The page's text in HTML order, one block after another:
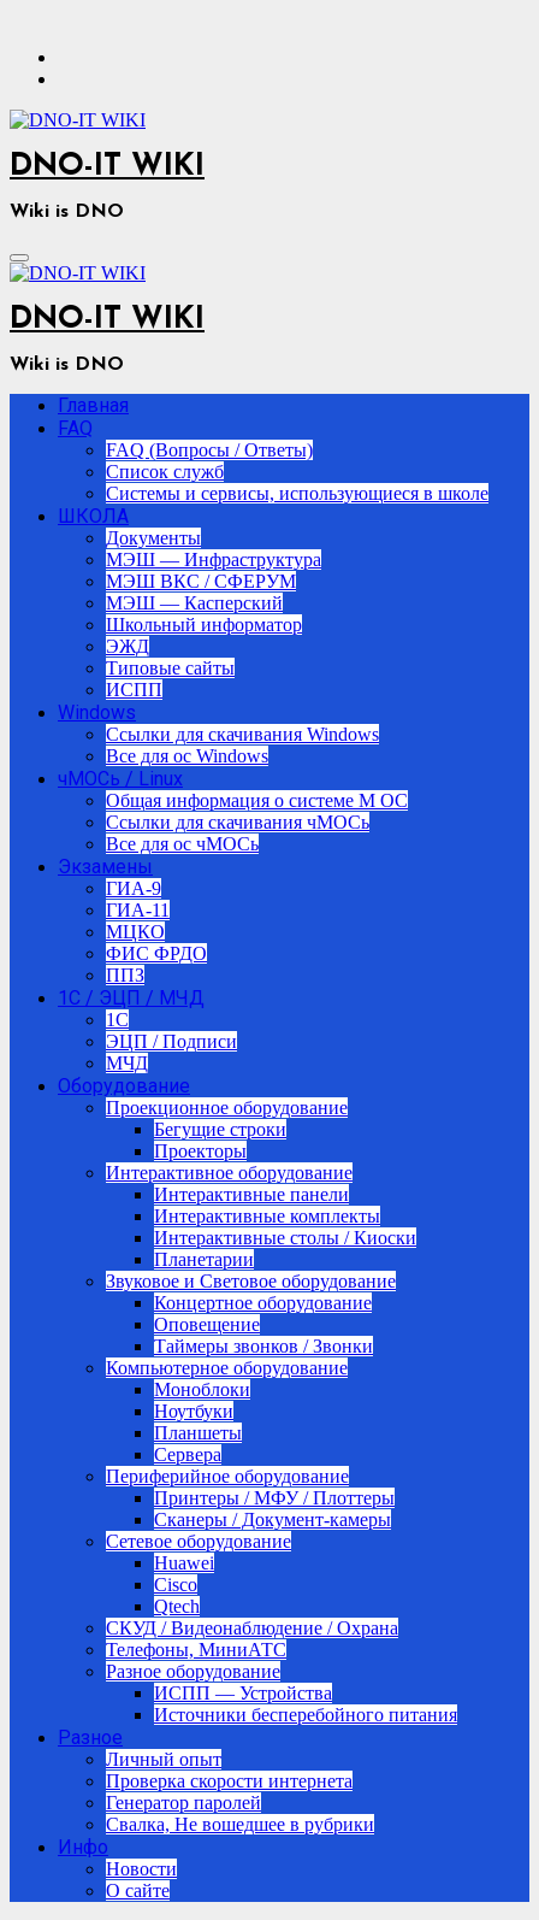
содержимому
DNO-IT WIKI
Wiki is DNO
DNO-IT WIKI
Wiki is DNO
Главная
FAQ
FAQ (Вопросы / Ответы)
Список служб
Системы и сервисы, использующиеся в школе
ШКОЛА
Документы
МЭШ — Инфраструктура
МЭШ ВКС / СФЕРУМ
МЭШ — Касперский
Школьный информатор
ЭЖД
Типовые сайты
ИСПП
Windows
Ссылки для скачивания Windows
Все для ос Windows
чМОСь / Linux
Общая информация о системе М ОС
Ссылки для скачивания чМОСь
Все для ос чМОСь
Экзамены
ГИА-9
ГИА-11
МЦКО
ФИС ФРДО
ППЗ
1С / ЭЦП / МЧД
1C
ЭЦП / Подписи
МЧД
Оборудование
Проекционное оборудование
Бегущие строки
Проекторы
Интерактивное оборудование
Интерактивные панели
Интерактивные комплекты
Интерактивные столы / Киоски
Планетарии
Звуковое и Световое оборудование
Концертное оборудование
Оповещение
Таймеры звонков / Звонки
Компьютерное оборудование
Моноблоки
Ноутбуки
Планшеты
Сервера
Периферийное оборудование
Принтеры / МФУ / Плоттеры
Сканеры / Документ-камеры
Сетевое оборудование
Huawei
Cisco
Qtech
СКУД / Видеонаблюдение / Охрана
Телефоны, МиниАТС
Разное оборудование
ИСПП — Устройства
Источники бесперебойного питания
Разное
Личный опыт
Проверка скорости интернета
Генератор паролей
Свалка, Не вошедшее в рубрики
Инфо
Новости
О сайте